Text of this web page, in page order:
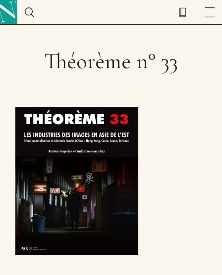
Théorème n° 33